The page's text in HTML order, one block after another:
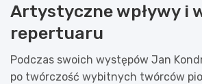
Artystyczne wpływy i
repertuaru
Podczas swoich występów Jan
po twórczość wybitnych twórców